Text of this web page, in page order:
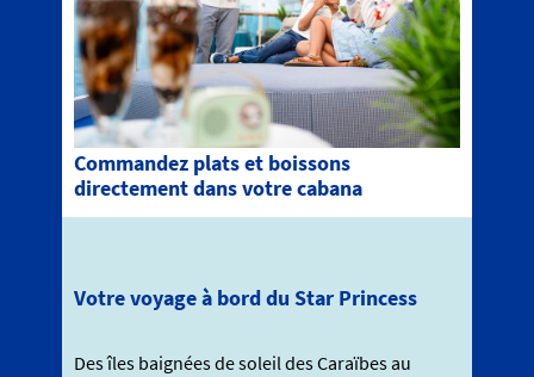
Commandez plats et boissons
directement dans votre cabana
Votre voyage à bord du Star Princess
Des îles baignées de soleil des Caraïbes au